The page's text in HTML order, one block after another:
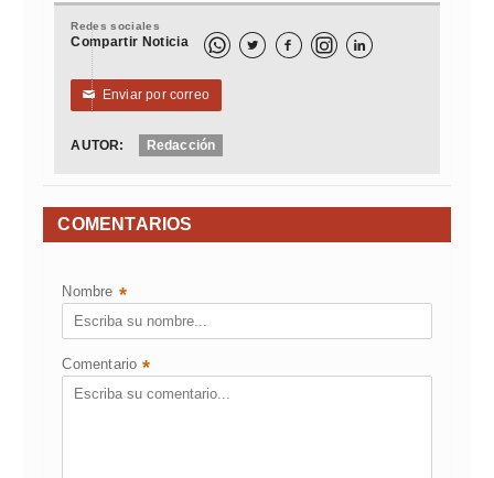
Redes sociales
Compartir Noticia   
✉ Enviar por correo
AUTOR: Redacción
COMENTARIOS
Nombre *
Comentario *